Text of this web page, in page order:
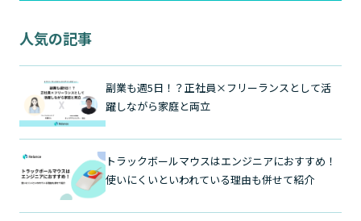
人気の記事
副業も週5日！？正社員×フリーランスとして活
躍しながら家庭と両立
トラックボールマウスはエンジニアにおすすめ！
使いにくいといわれている理由も併せて紹介